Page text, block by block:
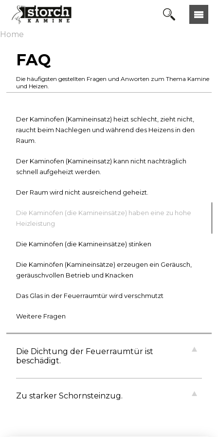
Home
FAQ
Die häufigsten gestellten Fragen und Anworten zum Thema Kamine
und Heizen.
Der Kaminofen (Kamineinsatz) heizt schlecht, zieht nicht,
raucht beim Nachlegen und während des Heizens in den
Raum.
Der Kaminofen (Kamineinsatz) kann nicht nachträglich
schnell aufgeheizt werden.
Der Raum wird nicht ausreichend geheizt.
Die Kaminöfen (die Kamineinsätze) haben eine zu hohe
Heizleistung
Die Kaminöfen (die Kamineinsätze) stinken
Die Kaminöfen (Kamineinsätze) erzeugen ein Geräusch,
geräuschvollen Betrieb und Knacken
Das Glas in der Feuerraumtür wird verschmutzt
Weitere Fragen
Die Dichtung der Feuerraumtür ist
beschädigt.
Zu starker Schornsteinzug.